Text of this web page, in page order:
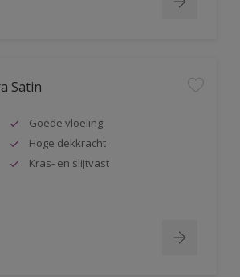
Satin
Goede vloeiing
Hoge dekkracht
Kras- en slijtvast